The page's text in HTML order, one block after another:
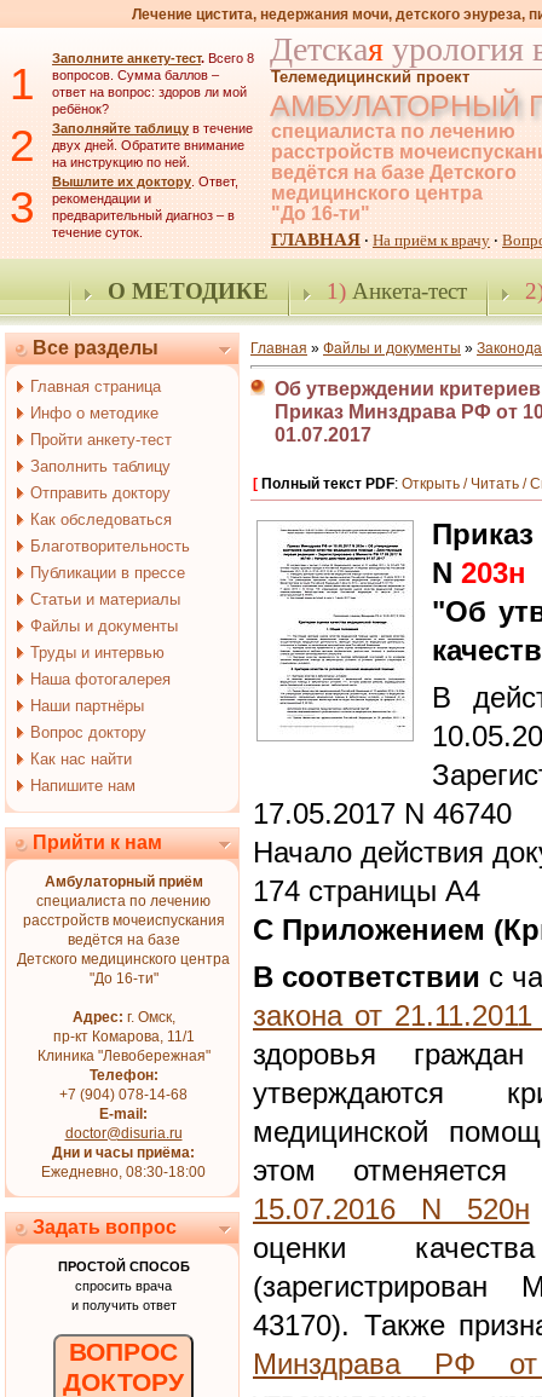
Лечение цистита, недержания мочи, детского энуреза,
1 Заполните анкету-тест. Всего 8
вопросов. Сумма баллов –
ответ на вопрос: здоров ли мой
ребёнок?
2 Заполняйте таблицу в течение
двух дней. Обратите внимание
на инструкцию по ней.
3 Вышлите их доктору. Ответ,
рекомендации и
предварительный диагноз – в
течение суток.
Детская урология
Телемедицинский проект
АМБУЛАТОРНЫЙ
специалиста по лечению
расстройств
ведётся на базе Детского
медицинского центра
"До 16-ти"
ГЛАВНАЯ · На приём к врачу ·
О МЕТОДИКЕ 1)Анкета-тест
Все разделы
Главная страница
Инфо о методике
Пройти анкету-тест
Заполнить таблицу
Отправить доктору
Как обследоваться
Благотворительность
Публикации в прессе
Статьи и материалы
Файлы и документы
Труды и интервью
Наша фотогалерея
Наши партнёры
Вопрос доктору
Как нас найти
Напишите нам
Прийти к нам
Амбулаторный приём
специалиста по лечению
расстройств мочеиспускания
ведётся на базе
Детского медицинского центра
"До 16-ти"
Адрес: г. Омск,
пр-кт Комарова, 11/1
Клиника "Левобережная"
Телефон:
+7 (904) 078-14-68
E-mail:
doctor@disuria.ru
Дни и часы приёма:
Ежедневно, 08:30-18:00
Задать вопрос
ПРОСТОЙ СПОСОБ
спросить врача
и получить ответ
ВОПРОС
ДОКТОРУ
Главная » Файлы и документы »
Об утверждении
Приказ Минздрава РФ от
01.07.2017
[ Полный текст PDF: Открыть / Читать /
N 203н
"Об
В
17.05.2017 N 46740
Начало действия
174 страницы А4
С Приложением
В соответствии с
закона от
здоровья
утверждаются
медицинской
этом
15.07.2016 N 520н
оценки
43170). Также
Минздрава РФ